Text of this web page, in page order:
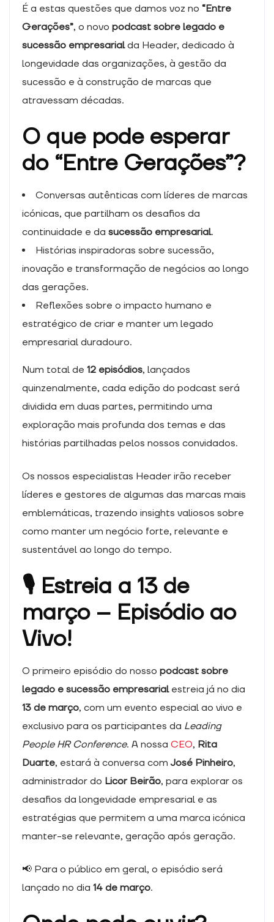
É a estas questões que damos voz no “Entre
Gerações”, o novo podcast sobre legado e
sucessão empresarialda Header, dedicado à
longevidade das organizações, à gestão da
sucessão e à construção de marcas que
atravessam décadas.
O que pode esperar
do “Entre Gerações”?
Conversas autênticas com líderes de marcas
icónicas, que partilham os desafios da
continuidade e da sucessão empresarial.
Histórias inspiradoras sobre sucessão,
inovação e transformação de negócios ao longo
das gerações.
Reflexões sobre o impacto humano e
estratégico de criar e manter um legado
empresarial duradouro.
Num total de 12 episódios, lançados
quinzenalmente, cada edição do podcast será
dividida em duas partes, permitindo uma
exploração mais profunda dos temas e das
histórias partilhadas pelos nossos convidados.
Os nossos especialistas Header irão receber
líderes e gestores de algumas das marcas mais
emblemáticas, trazendo insights valiosos sobre
como manter um negócio forte, relevante e
sustentável ao longo do tempo.
🎙️ Estreia a 13 de
março – Episódio ao
Vivo!
O primeiro episódio do nosso podcast sobre
legado e sucessão empresarialestreia já no dia
13 de março, com um evento especial ao vivo e
exclusivo para os participantes da Leading
People HR Conference. A nossa CEO, Rita
Duarte, estará à conversa comJosé Pinheiro,
administrador do Licor Beirão, para explorar os
desafios da longevidade empresarial e as
estratégias que permitem a uma marca icónica
manter-se relevante, geração após geração.
📢 Para o público em geral, o episódio será
lançado no dia 14 de março.
do sítio Web.
Marketing
Ao partilhar os
e
comportamento
aumenta a
possibilidade
de ver
conteúdos e
personalizados.